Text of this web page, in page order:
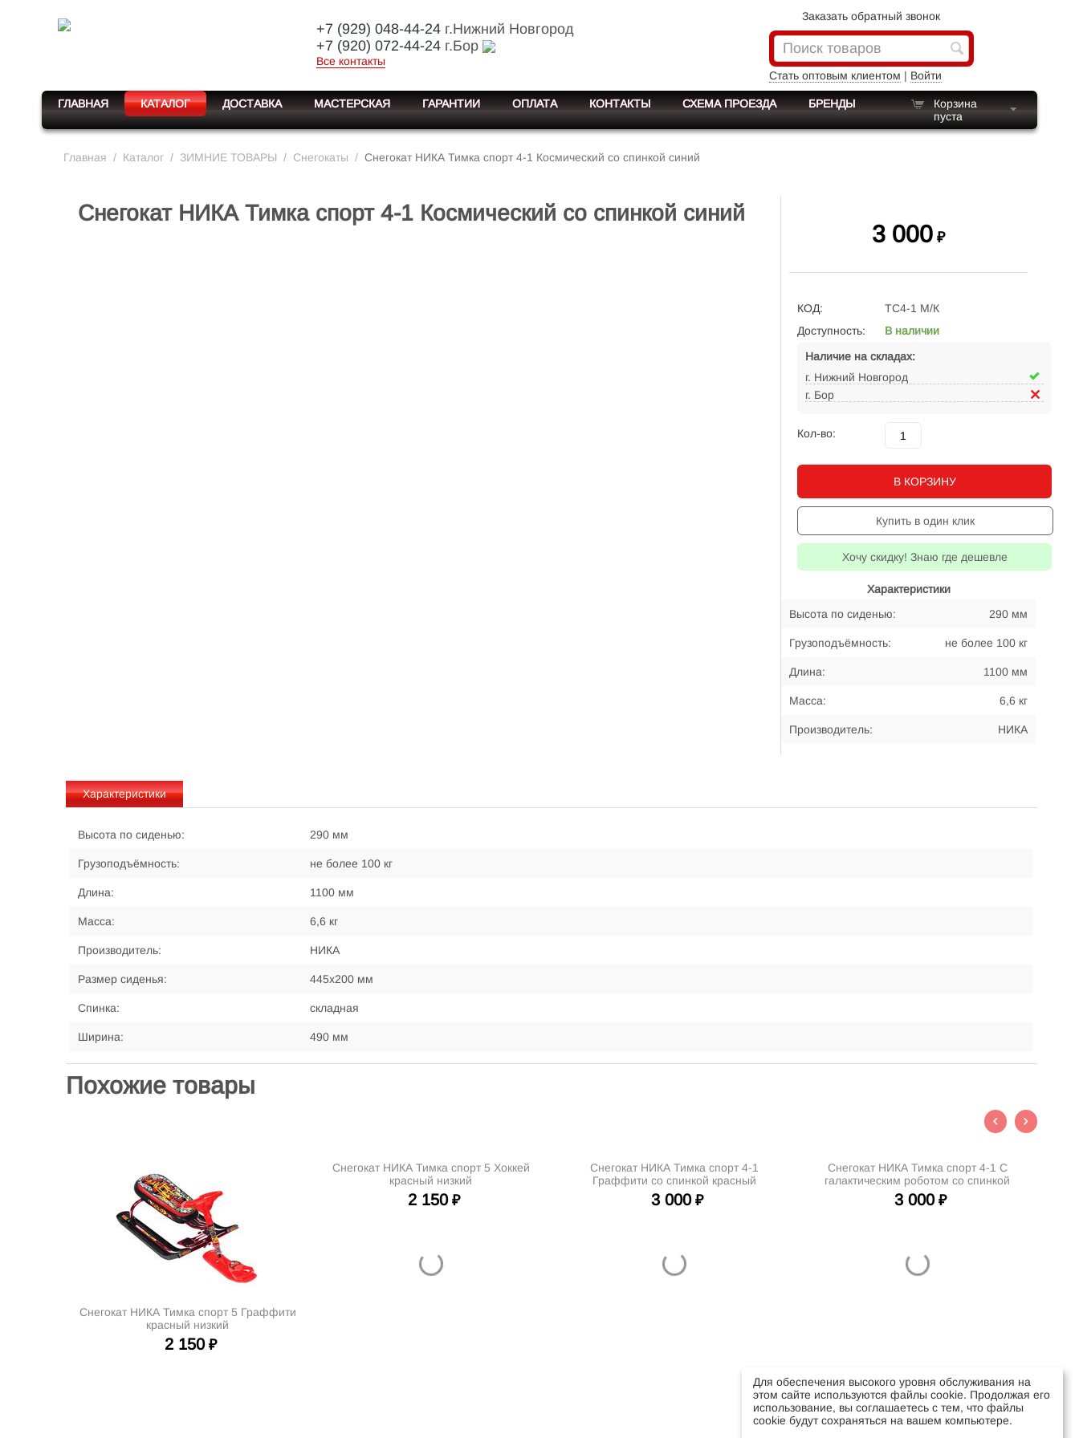
+7 (929) 048-44-24г.Нижний Новгород
+7 (920) 072-44-24г.Бор
Все контакты
Заказать обратный звонок
Стать оптовым клиентом | Войти
ГЛАВНАЯ КАТАЛОГ ДОСТАВКА МАСТЕРСКАЯ ГАРАНТИИ ОПЛАТА КОНТАКТЫ СХЕМА ПРОЕЗДА БРЕНДЫ
Корзина
пуста
Главная / Каталог / ЗИМНИЕ ТОВАРЫ / Снегокаты / Снегокат НИКА Тимка спорт 4-1 Космический со спинкой синий
Снегокат НИКА Тимка спорт 4-1 Космический со спинкой синий
3 000 ₽
КОД:
ТС4-1 М/К
Доступность:
В наличии
Наличие на складах:
г. Нижний Новгород
г. Бор
Кол-во:
В КОРЗИНУ
Купить в один клик
Хочу скидку! Знаю где дешевле
Характеристики
Высота по сиденью:
290 мм
Грузоподъёмность: не более 100 кг
Длина: 1100 мм
Масса: 6,6 кг
Производитель: НИКА
Характеристики
Высота по сиденью: 290 мм
Грузоподъёмность: не более 100 кг
Длина: 1100 мм
Масса: 6,6 кг
Производитель: НИКА
Размер сиденья: 445х200 мм
Спинка: складная
Ширина: 490 мм
Похожие товары
Снегокат НИКА Тимка спорт 5 Граффити
красный низкий
2 150 ₽
Снегокат НИКА Тимка спорт 5 Хоккей
красный низкий
2 150 ₽
Снегокат НИКА Тимка спорт 4-1
Граффити со спинкой красный
3 000 ₽
Снегокат НИКА Тимка спорт 4-1 С
галактическим роботом со спинкой
красный
3 000 ₽
Для обеспечения высокого уровня обслуживания на
этом сайте используются файлы cookie. Продолжая его
использование, вы соглашаетесь с тем, что файлы
cookie будут сохраняться на вашем компьютере.